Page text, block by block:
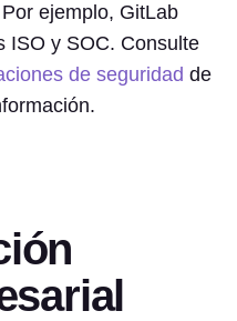
ejemplo, GitLab
ISO y SOC. Consulte
de seguridad de